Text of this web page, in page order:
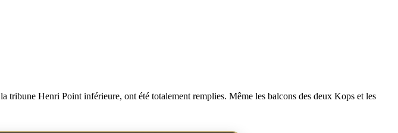
tribune Henri Point inférieure, ont été totalement remplies. Même les balcons des deux Kops et les